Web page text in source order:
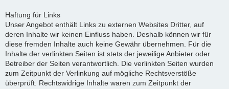
Haftung für Links
Unser Angebot enthält Links zu externen Websites Dritter, auf
deren Inhalte wir keinen Einfluss haben. Deshalb können wir für
diese fremden Inhalte auch keine Gewähr übernehmen. Für die
Inhalte der verlinkten Seiten ist stets der jeweilige Anbieter oder
Betreiber der Seiten verantwortlich. Die verlinkten Seiten wurden
zum Zeitpunkt der Verlinkung auf mögliche Rechtsverstöße
überprüft. Rechtswidrige Inhalte waren zum Zeitpunkt der